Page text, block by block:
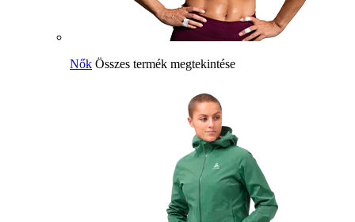
Nők Összes termék megtekintése